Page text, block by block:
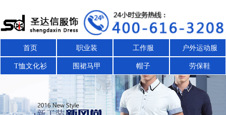
首页 职业装 工作服 户外运动服
T恤文化衫 围裙马甲 帽子 劳保鞋